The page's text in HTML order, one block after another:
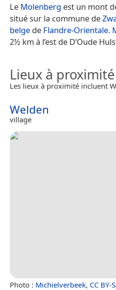
Le Molenberg est un mont
situé sur la commune de
belge de Flandre-Orientale.
2½ km à l’est de D’Oude
Lieux à proximité
Les lieux à proximité incluent
Welden
village
Photo : Michielverbeek, CC BY-